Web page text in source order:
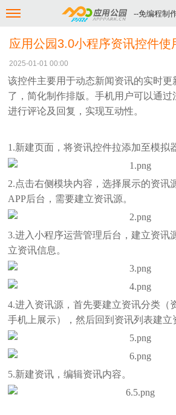
--免编程制
应用公园3.0小程序资讯控件使
2025-01-01 00:00
该控件主要用于动态新闻资讯的实时更
了，简化制作排版。手机用户可以通
进行评论及回复，实现互动性。
1.新建页面，将资讯控件拉添加至模拟
2.点击右侧模块内容，选择展示的资讯
APP后台，需要建立资讯源。
3.进入小程序运营管理后台，建立资讯
立资讯信息。
4.进入资讯源，首先要建立资讯分类（
手机上展示），然后回到资讯列表建立
5.新建资讯，编辑资讯内容。